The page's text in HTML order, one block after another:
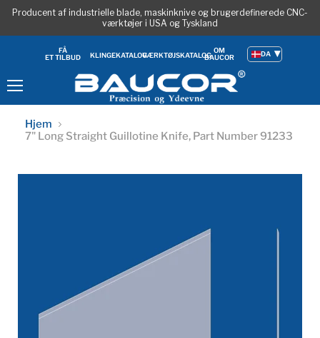
Producent af industrielle blade, maskinknive og brugerdefinerede CNC-
værktøjer i USA og Tyskland
FÅ
ET TILBUD
KLINGEKATALOGVÆRKTØJSKATALOG
OM
BAUCOR
DA
Hjem
7" Long Straight Guillotine Knife, Part Number 91233